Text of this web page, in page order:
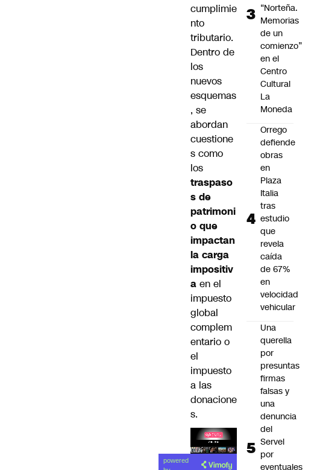
cumplimie
nto
tributario.
Dentro de
los
nuevos
esquemas
, se
abordan
cuestione
s como
los
traspaso
s de
patrimoni
o que
impactan
la carga
impositiv
a en el
impuesto
global
complem
entario o
el
impuesto
a las
donacione
s.
Lea el
powered
“Norteña.
Memorias
de un
comienzo”
en el
Centro
Cultural
La
Moneda
Orrego
defiende
obras
en
Plaza
Italia
tras
estudio
que
revela
caída
de 67%
en
velocidad
vehicular
Una
querella
por
presuntas
firmas
falsas y
una
denuncia
del
Servel
por
eventuales